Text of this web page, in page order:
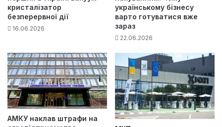
кристалізатор
безперервної дії
16.06.2026
українському бізнесу
варто готуватися вже
зараз
22.06.2026
АМКУ наклав штрафи на